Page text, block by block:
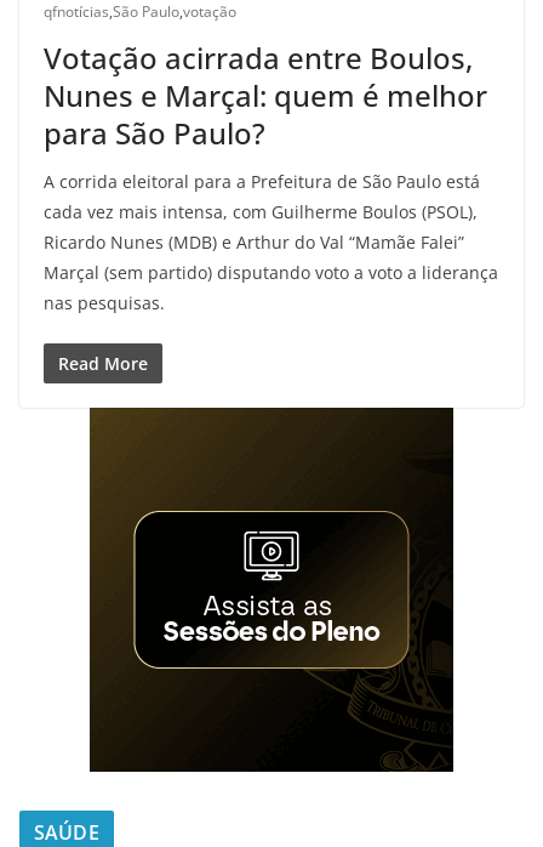
qfnotícias,São Paulo,votação
Votação acirrada entre Boulos,
Nunes e Marçal: quem é melhor
para São Paulo?
A corrida eleitoral para a Prefeitura de São Paulo está
cada vez mais intensa, com Guilherme Boulos (PSOL),
Ricardo Nunes (MDB) e Arthur do Val “Mamãe Falei”
Marçal (sem partido) disputando voto a voto a liderança
nas pesquisas.
Read More
SAÚDE